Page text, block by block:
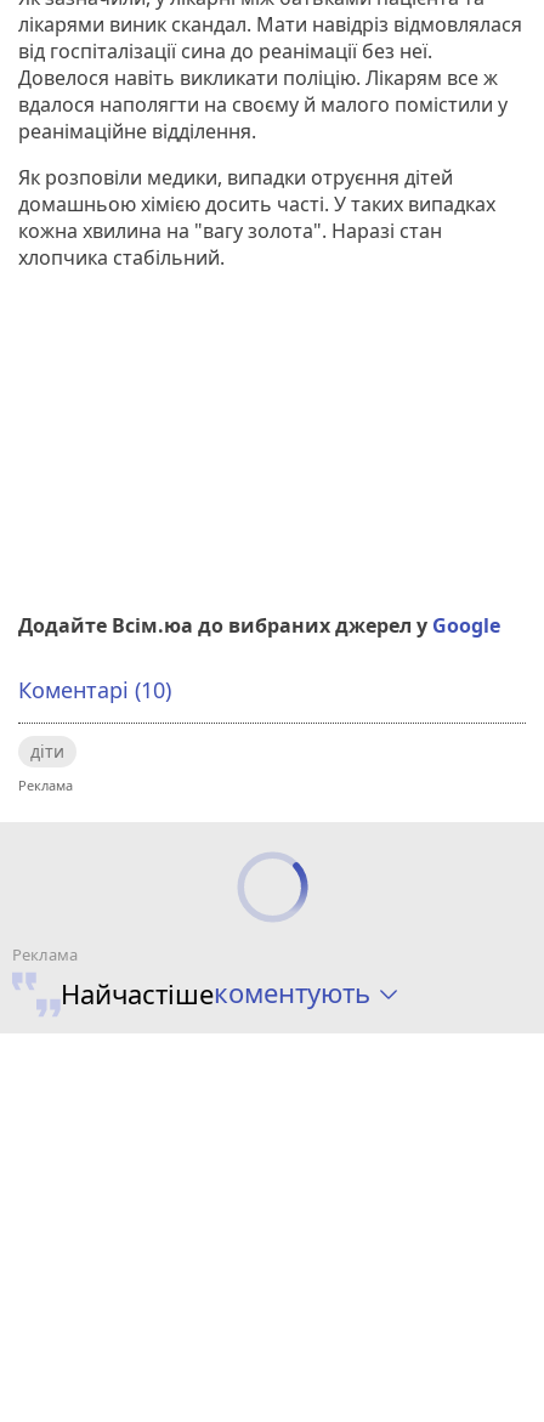
лікарями виник скандал. Мати навідріз відмовлялася
від госпіталізації сина до реанімації без неї.
Довелося навіть викликати поліцію. Лікарям все ж
вдалося наполягти на своєму й малого помістили у
реанімаційне відділення.
Як розповіли медики, випадки отруєння дітей
домашньою хімією досить часті. У таких випадках
кожна хвилина на "вагу золота". Наразі стан
хлопчика стабільний.
Додайте Всім.юа до вибраних джерел у Google
Коментарі (10)
діти
Найчастішекоментують